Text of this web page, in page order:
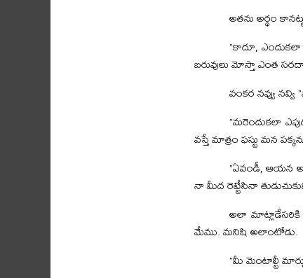
అతను అర్థం
”కాదూ,
బరువులు మోస్తా ఎంత
వంకర నవ్వు
”మరెందుకలా
వస్తే మాత్రం ఫస్టు మన
”ఏవండీ, ఆయన
నా మీద రెట్టేసినా
అలా మాట్లాడేసరికి
మేము. మనిషి అలాంటోడు.
”మీ మెంటాల్టీ